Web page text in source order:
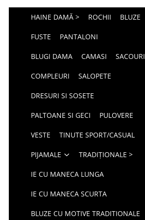
HAINE DAMĂ > ROCHII BLUZE
FUSTE PANTALONI
BLUGI DAMA CAMASI SACOURI
COMPLEURI SALOPETE
DRESURI SI SOSETE
PALTOANE SI GECI PULOVERE
VESTE TINUTE SPORT/CASUAL
PIJAMALE TRADIȚIONALE >
IE CU MANECA LUNGA
IE CU MANECA SCURTA
BLUZE CU MOTIVE TRADITIONALE